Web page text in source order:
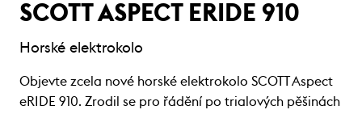
SCOTT ASPECT ERIDE 910
Horské elektrokolo
Objevte zcela nové horské elektrokolo SCOTT Aspect
eRIDE 910. Zrodil se pro řádění po trialových pěšinách